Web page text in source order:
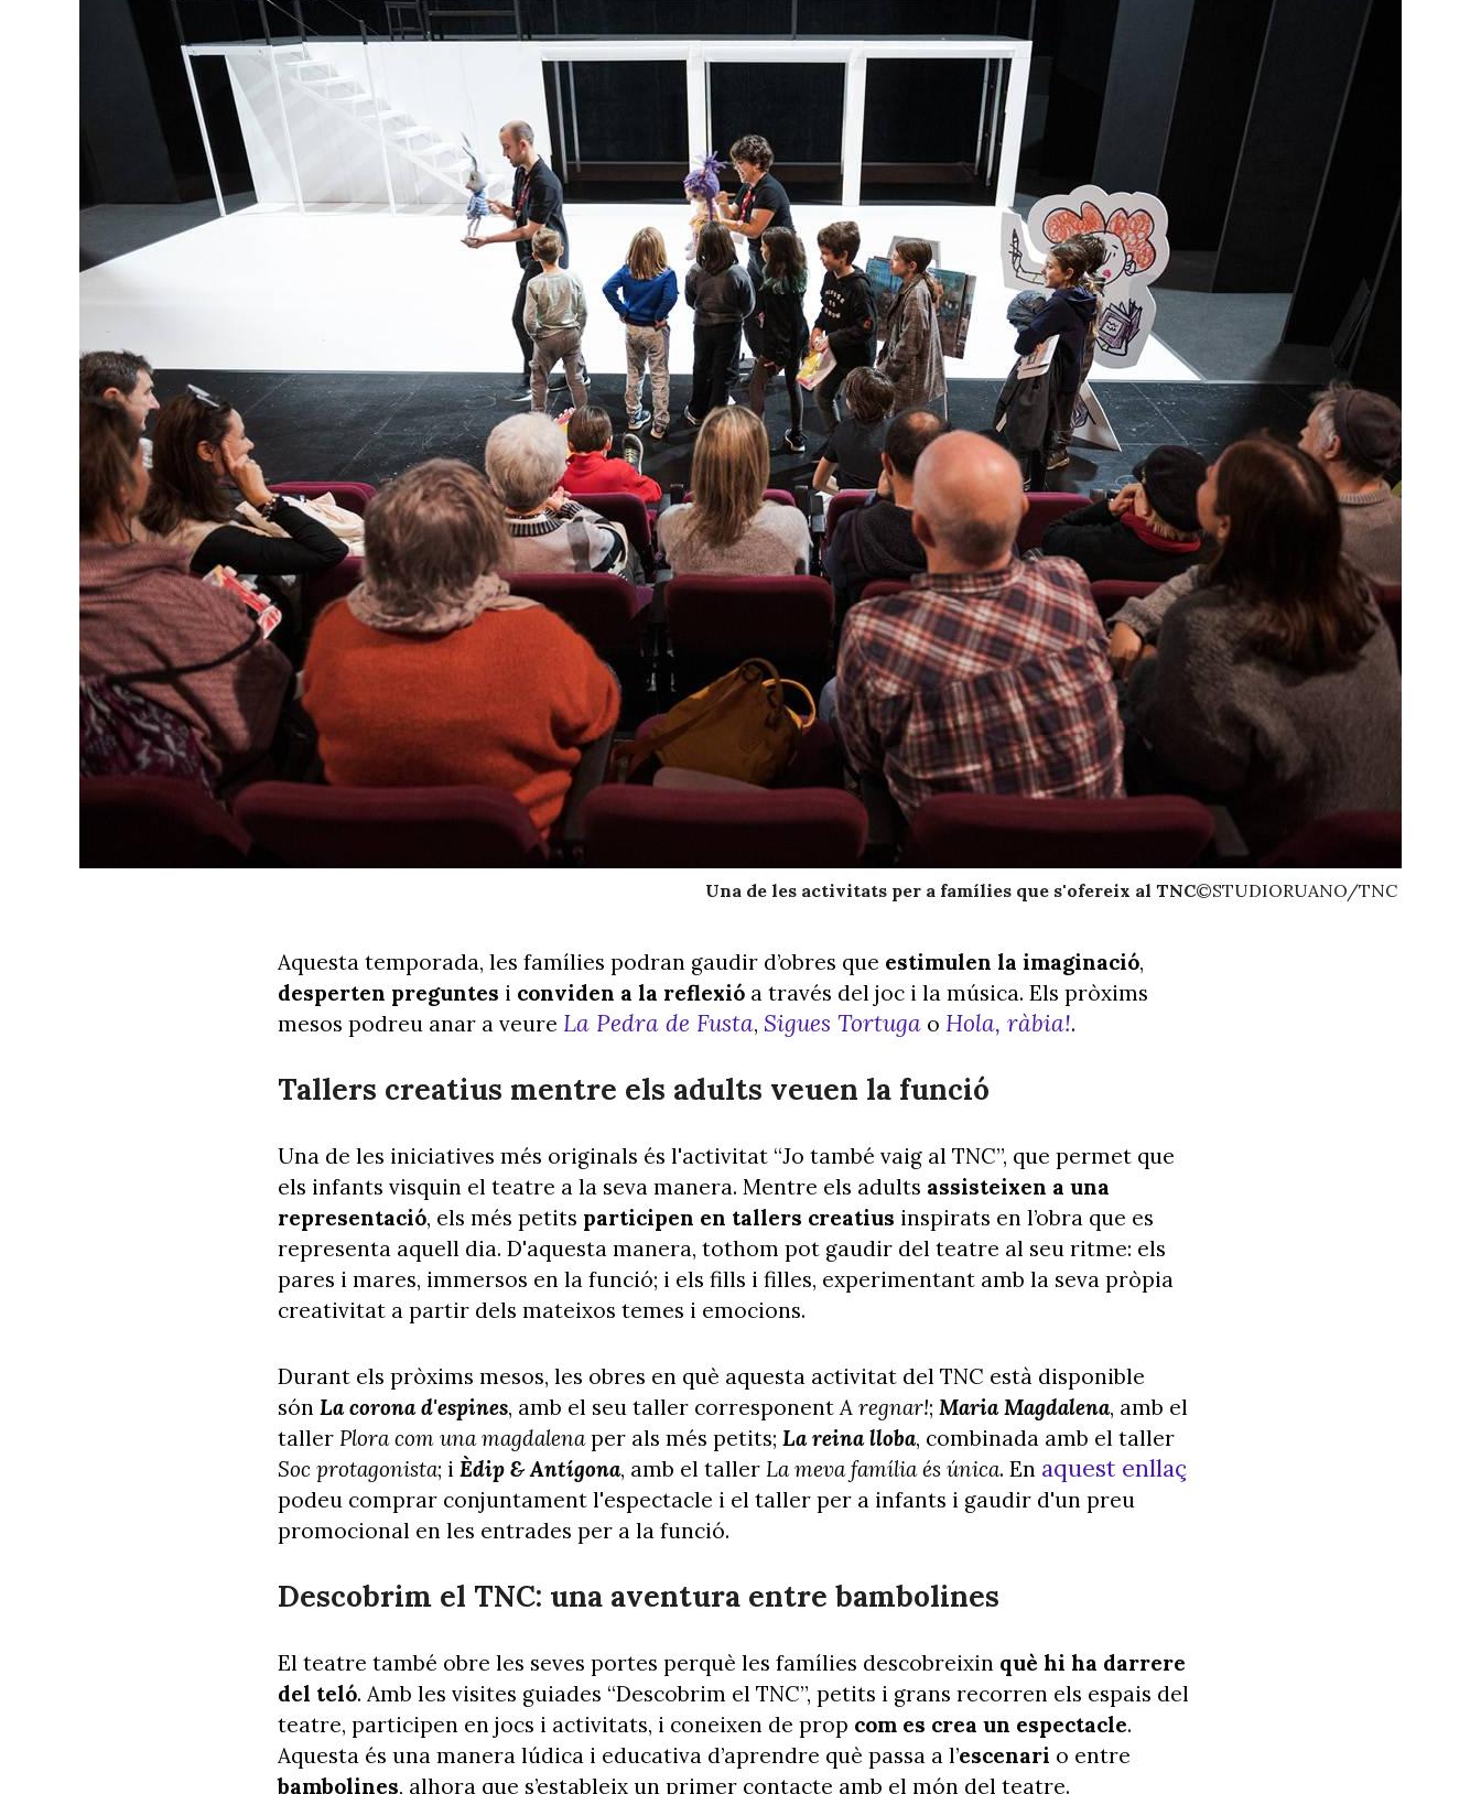
Una de les activitats per a famílies que s'ofereix al TNC©STUDIORUANO/TNC
Aquesta temporada, les famílies podran gaudir d’obres que estimulen la imaginació,
desperten preguntes i conviden a la reflexió a través del joc i la música. Els pròxims
mesos podreu anar a veure La Pedra de Fusta, Sigues Tortuga o Hola, ràbia!.
Tallers creatius mentre els adults veuen la funció
Una de les iniciatives més originals és l'activitat “Jo també vaig al TNC”, que permet que
els infants visquin el teatre a la seva manera. Mentre els adults assisteixen a una
representació, els més petits participen en tallers creatius inspirats en l’obra que es
representa aquell dia. D'aquesta manera, tothom pot gaudir del teatre al seu ritme: els
pares i mares, immersos en la funció; i els fills i filles, experimentant amb la seva pròpia
creativitat a partir dels mateixos temes i emocions.
Durant els pròxims mesos, les obres en què aquesta activitat del TNC està disponible
són La corona d'espines, amb el seu taller corresponent A regnar!; Maria Magdalena, amb el
taller Plora com una magdalenaper als més petits; La reina lloba, combinada amb el taller
Soc protagonista; i Èdip & Antígona, amb el taller La meva família és única. En aquest enllaç
podeu comprar conjuntament l'espectacle i el taller per a infants i gaudir d'un preu
promocional en les entrades per a la funció.
Descobrim el TNC: una aventura entre bambolines
El teatre també obre les seves portes perquè les famílies descobreixin què hi ha darrere
del teló. Amb les visites guiades “Descobrim el TNC”, petits i grans recorren els espais del
teatre, participen en jocs i activitats, i coneixen de prop com es crea un espectacle.
Aquesta és una manera lúdica i educativa d’aprendre què passa a l’escenari o entre
bambolines, alhora que s’estableix un primer contacte amb el món del teatre.